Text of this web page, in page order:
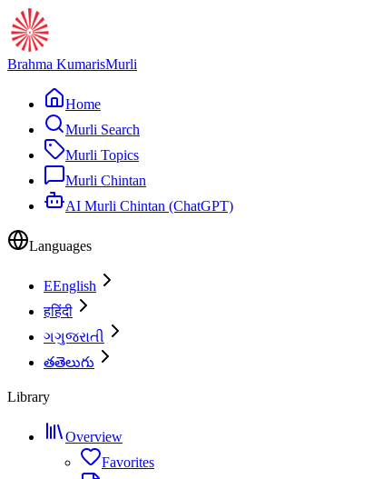
Brahma KumarisMurli
Home
Murli Search
Murli Topics
Murli Chintan
AI Murli Chintan (ChatGPT)
Languages
EEnglish
हहिंदी
ગગુજરાતી
తతెలుగు
Library
Overview
Favorites